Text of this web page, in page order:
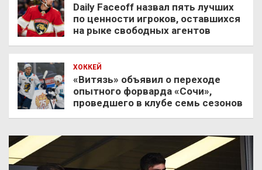
Daily Faceoff назвал пять лучших
по ценности игроков, оставшихся
на рыке свободных агентов
ХОККЕЙ
«Витязь» объявил о переходе
опытного форварда «Сочи»,
проведшего в клубе семь сезонов